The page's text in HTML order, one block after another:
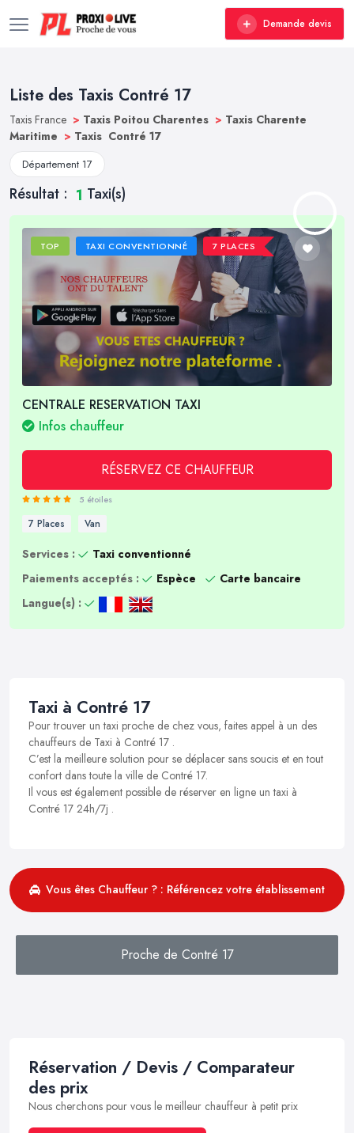
Demande devis
Liste des Taxis Contré 17
Taxis France > Taxis Poitou Charentes > Taxis Charente
Maritime > Taxis Contré 17
Département 17
Résultat : 1 Taxi(s)
TOP TAXI CONVENTIONNÉ 7 PLACES
CENTRALE RESERVATION TAXI
Infos chauffeur
RÉSERVEZ CE CHAUFFEUR
5 étoiles
7 Places Van
Services :
Taxi conventionné
Paiements acceptés :
Espèce
Carte bancaire
Langue(s) :
Taxi à Contré 17
Pour trouver un taxi proche de chez vous, faites appel à un des
chauffeurs de Taxi à Contré 17 .
C’est la meilleure solution pour se déplacer sans soucis et en tout
confort dans toute la ville de Contré 17.
Il vous est également possible de réserver en ligne un taxi à
Contré 17 24h/7j .
Vous êtes Chauffeur ? : Référencez votre établissement
Proche de Contré 17
Réservation / Devis / Comparateur
des prix
Nous cherchons pour vous le meilleur chauffeur à petit prix